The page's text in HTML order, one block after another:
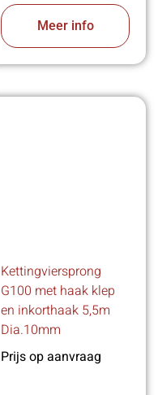
Meer info
Kettingviersprong
G100 met haak klep
en inkorthaak 5,5m
Dia.10mm
Prijs op aanvraag